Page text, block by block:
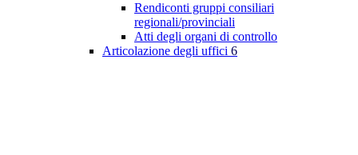
Rendiconti gruppi consiliari
regionali/provinciali
Atti degli organi di controllo
Articolazione degli uffici 6